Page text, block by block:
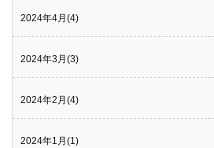
2024年4月(4)
2024年3月(3)
2024年2月(4)
2024年1月(1)